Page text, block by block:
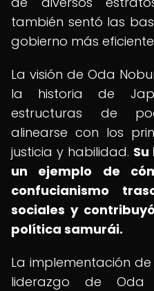
también sentó las
gobierno más
La visión de Oda
la historia de
estructuras de
alinearse con los
justicia y habilidad.
un ejemplo de
confucianismo
sociales y
política samurái.
La implementación
liderazgo de Oda